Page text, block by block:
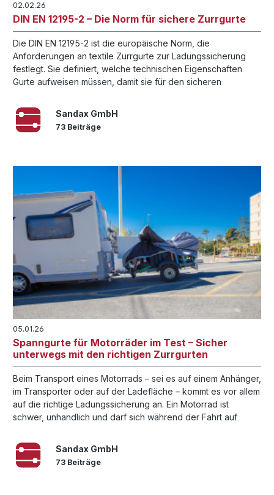
02.02.26
DIN EN 12195-2 – Die Norm für sichere Zurrgurte
Die DIN EN 12195-2 ist die europäische Norm, die
Anforderungen an textile Zurrgurte zur Ladungssicherung
festlegt. Sie definiert, welche technischen Eigenschaften
Gurte aufweisen müssen, damit sie für den sicheren
Sandax GmbH
73 Beiträge
05.01.26
Spanngurte für Motorräder im Test – Sicher
unterwegs mit den richtigen Zurrgurten
Beim Transport eines Motorrads – sei es auf einem Anhänger,
im Transporter oder auf der Ladefläche – kommt es vor allem
auf die richtige Ladungssicherung an. Ein Motorrad ist
schwer, unhandlich und darf sich während der Fahrt auf
Sandax GmbH
73 Beiträge